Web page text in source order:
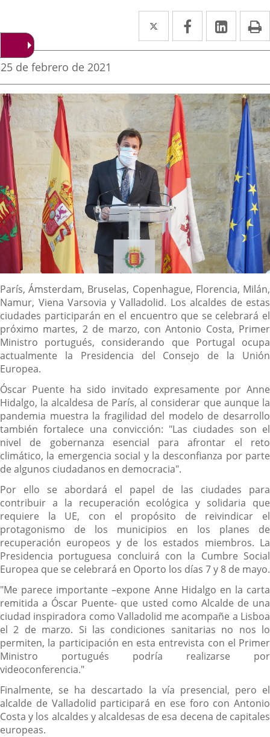
Twitter
Enlace
a
aplicación
externa.
Facebook
Enlace
a
aplicación
externa.
Enlace
a
Fecha
la
noticia
25 de febrero de 2021
Descripción
París, Ámsterdam, Bruselas, Copenhague, Florencia, Milán,
Namur, Viena Varsovia y Valladolid. Los alcaldes de estas
ciudades participarán en el encuentro que se celebrará el
próximo martes, 2 de marzo, con Antonio Costa, Primer
Ministro portugués, considerando que Portugal ocupa
actualmente la Presidencia del Consejo de la Unión
Europea.
Óscar Puente ha sido invitado expresamente por Anne
Hidalgo, la alcaldesa de París, al considerar que aunque la
pandemia muestra la fragilidad del modelo de desarrollo
también fortalece una convicción: "Las ciudades son el
nivel de gobernanza esencial para afrontar el reto
climático, la emergencia social y la desconfianza por parte
de algunos ciudadanos en democracia".
Por ello se abordará el papel de las ciudades para
contribuir a la recuperación ecológica y solidaria que
requiere la UE, con el propósito de reivindicar el
protagonismo de los municipios en los planes de
recuperación europeos y de los estados miembros. La
Presidencia portuguesa concluirá con la Cumbre Social
Europea que se celebrará en Oporto los días 7 y 8 de mayo.
"Me parece importante –expone Anne Hidalgo en la carta
remitida a Óscar Puente- que usted como Alcalde de una
ciudad inspiradora como Valladolid me acompañe a Lisboa
el 2 de marzo. Si las condiciones sanitarias no nos lo
permiten, la participación en esta entrevista con el Primer
Ministro portugués podría realizarse por
videoconferencia."
Finalmente, se ha descartado la vía presencial, pero el
alcalde de Valladolid participará en ese foro con Antonio
Costa y los alcaldes y alcaldesas de esa decena de capitales
europeas.